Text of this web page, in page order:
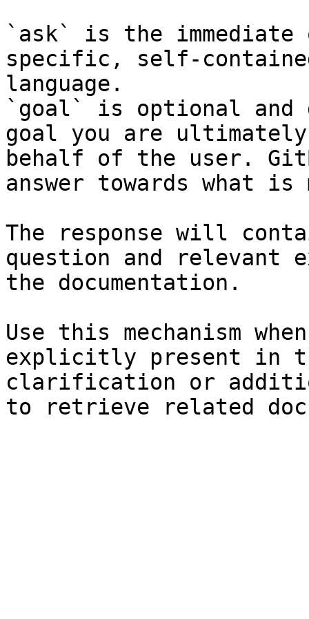
`ask` is the
specific, self-
language.
`goal` is optional and
goal you are
behalf of the user.
answer towards what
The response will
question and relevant
the documentation.
Use this mechanism
explicitly present in
clarification or